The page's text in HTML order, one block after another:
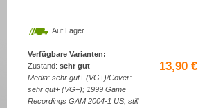
Auf Lager
Verfügbare Varianten:
Zustand: sehr gut
Media: sehr gut+ (VG+)/Cover:
sehr gut+ (VG+); 1999 Game
Recordings GAM 2004-1 US; still
13,90 €